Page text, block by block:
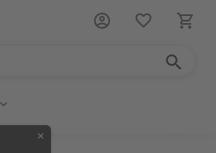
✕